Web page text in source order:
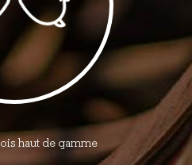
haut de gamme